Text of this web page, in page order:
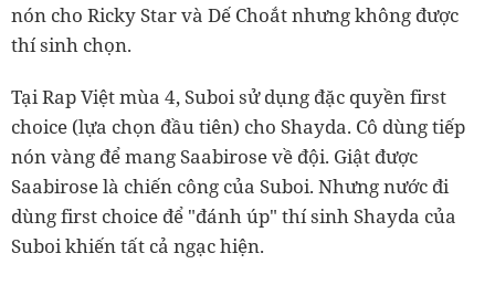
nón cho Ricky Star và Dế Choắt nhưng không được
thí sinh chọn.
Tại Rap Việt mùa 4, Suboi sử dụng đặc quyền first
choice (lựa chọn đầu tiên) cho Shayda. Cô dùng tiếp
nón vàng để mang Saabirose về đội. Giật được
Saabirose là chiến công của Suboi. Nhưng nước đi
dùng first choice để "đánh úp" thí sinh Shayda của
Suboi khiến tất cả ngạc hiện.